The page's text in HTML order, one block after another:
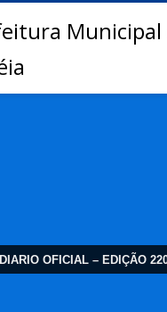
DIARIO OFICIAL – EDIÇÃO